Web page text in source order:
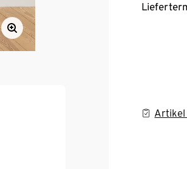
Artikel